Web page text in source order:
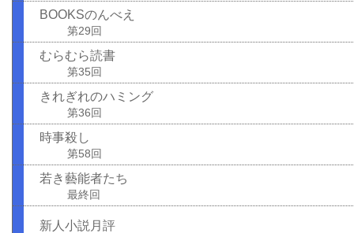
BOOKSのんべえ
第29回
むらむら読書
第35回
きれぎれのハミング
第36回
時事殺し
第58回
若き藝能者たち
最終回
新人小説月評